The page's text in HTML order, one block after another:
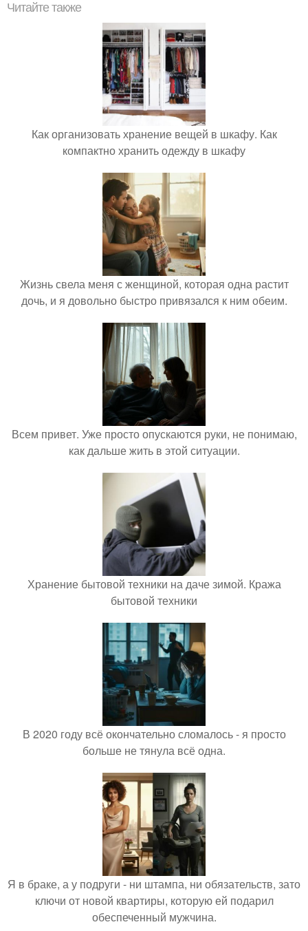
Читайте также
Как организовать хранение вещей в шкафу. Как
компактно хранить одежду в шкафу
Жизнь свела меня с женщиной, которая одна растит
дочь, и я довольно быстро привязался к ним обеим.
Всем привет. Уже просто опускаются руки, не понимаю,
как дальше жить в этой ситуации.
Хранение бытовой техники на даче зимой. Кража
бытовой техники
В 2020 году всё окончательно сломалось - я просто
больше не тянула всё одна.
Я в браке, а у подруги - ни штампа, ни обязательств, зато
ключи от новой квартиры, которую ей подарил
обеспеченный мужчина.